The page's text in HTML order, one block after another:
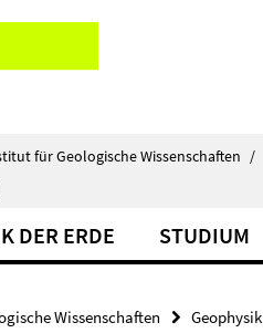
für Geologische Wissenschaften /
DER ERDE STUDIUM
Wissenschaften Geophysik